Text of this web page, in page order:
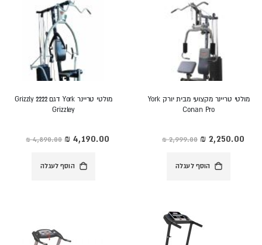
מולטי טריינר מקצועי מבית יורק York
Conan Pro
‏2,999.00 ₪ מחיר
מיוחד
הוסף לעגלה
מולטי טריינר York דגם Grizzly 2222
Grizzley
‏4,890.00 ₪ מחיר
מיוחד
הוסף לעגלה